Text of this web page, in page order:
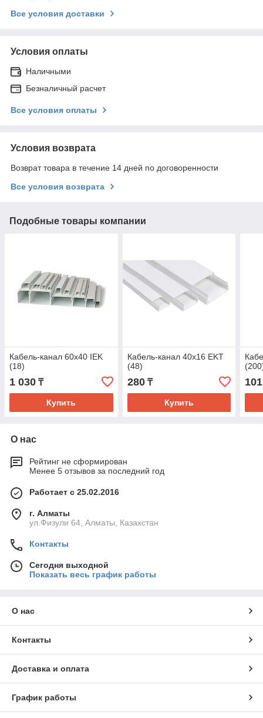
Все условия доставки
Условия оплаты
Наличными
Безналичный расчет
Все условия оплаты
Условия возврата
Возврат товара в течение 14 дней по договоренности
Все условия возврата
Подобные товары компании
Кабель-канал 60х40 IEK
(18)
1 030 ₸
Купить
Кабель-канал 40х16 EKT
(48)
280₸
Купить
101
О нас
Рейтинг не сформирован
Менее 5 отзывов за последний год
Работает с 25.02.2016
г. Алматы
ул.Физули 64, Алматы, Казахстан
Контакты
Сегодня выходной
Показать весь график работы
О нас
Контакты
Доставка и оплата
График работы